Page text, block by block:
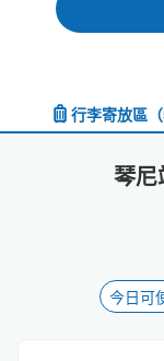
interact
and
a
行李寄放區 （
琴尼
今日可